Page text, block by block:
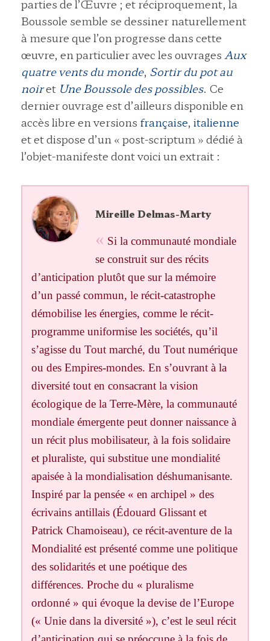
parties de l’Œuvre ; et réciproquement, la
Boussole semble se dessiner naturellement
à mesure que l’on progresse dans cette
œuvre, en particulier avec les ouvrages Aux
quatre vents du monde, Sortir du pot au
noiret Une Boussole des possibles. Ce
dernier ouvrage est d’ailleurs disponible en
accès libre en versions française, italienne
et et dispose d’un « post-scriptum » dédié à
l’objet-manifeste dont voici un extrait :
Mireille Delmas-Marty
Si la communauté mondiale
se construit sur des récits
d’anticipation plutôt que sur la mémoire
d’un passé commun, le récit-catastrophe
démobilise les énergies, comme le récit-
programme uniformise les sociétés, qu’il
s’agisse du Tout marché, du Tout numérique
ou des Empires-mondes. En s’ouvrant à la
diversité tout en consacrant la vision
écologique de la Terre-Mère, la communauté
mondiale émergente peut donner naissance à
un récit plus mobilisateur, à la fois solidaire
et pluraliste, qui substitue une mondialité
apaisée à la mondialisation déshumanisante.
Inspiré par la pensée « en archipel » des
écrivains antillais (Édouard Glissant et
Patrick Chamoiseau), ce récit-aventure de la
Mondialité est présenté comme une politique
des solidarités et une poétique des
différences. Proche du « pluralisme
ordonné » qui évoque la devise de l’Europe
(« Unie dans la diversité »), c’est le seul récit